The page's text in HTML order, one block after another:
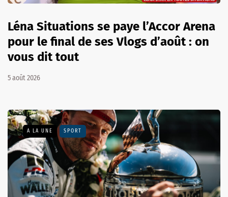
Léna Situations se paye l’Accor Arena
pour le final de ses Vlogs d’août : on
vous dit tout
5 août 2026
A LA UNE SPORT